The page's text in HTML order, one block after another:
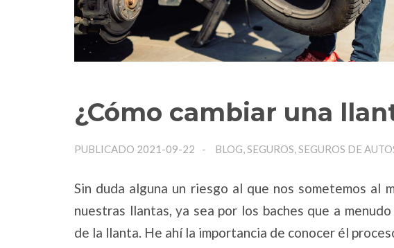
¿Cómo cambiar una
PUBLICADO 2021-09-22 BLOG, SEGUROS, SEGUROS DE
Sin duda alguna un riesgo al que nos sometemos al
nuestras llantas, ya sea por los baches que a
de la llanta. He ahí la importancia de conocer él